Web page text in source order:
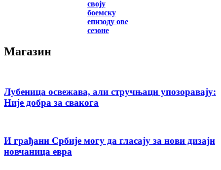
своју
боемску
епизоду ове
сезоне
Магазин
Лубеница освежава, али стручњаци упозоравају:
Није добра за свакога
И грађани Србије могу да гласају за нови дизајн
новчаница евра